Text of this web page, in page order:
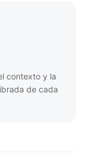
contexto y la
de cada